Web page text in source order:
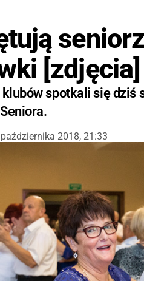
[zdjęcia]
spotkali się
2018, 21:33